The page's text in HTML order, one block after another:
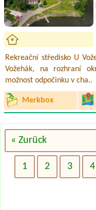
Rekreační středisko U
Vožehák, na rozhraní
možnost odpočinku v cha..
Merkbox
« Zurück
1 2 3 4